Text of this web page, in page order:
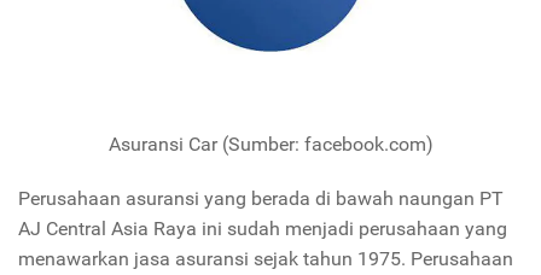
Asuransi Car (Sumber: facebook.com)
Perusahaan asuransi yang berada di bawah naungan PT
AJ Central Asia Raya ini sudah menjadi perusahaan yang
menawarkan jasa asuransi sejak tahun 1975. Perusahaan